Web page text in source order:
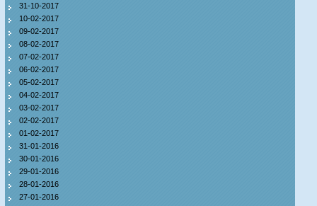
31-10-2017
10-02-2017
09-02-2017
08-02-2017
07-02-2017
06-02-2017
05-02-2017
04-02-2017
03-02-2017
02-02-2017
01-02-2017
31-01-2016
30-01-2016
29-01-2016
28-01-2016
27-01-2016